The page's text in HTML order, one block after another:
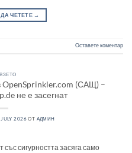
ЧЕТЕТЕ →
Оставете коментар
OpenSprinkler.com (САЩ) –
не е засегнат
2026 ОТ АДМИН
сигурността засяга само